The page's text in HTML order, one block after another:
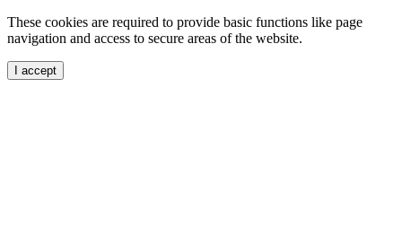
These cookies are required to provide basic functions like page
navigation and access to secure areas of the website.
I accept